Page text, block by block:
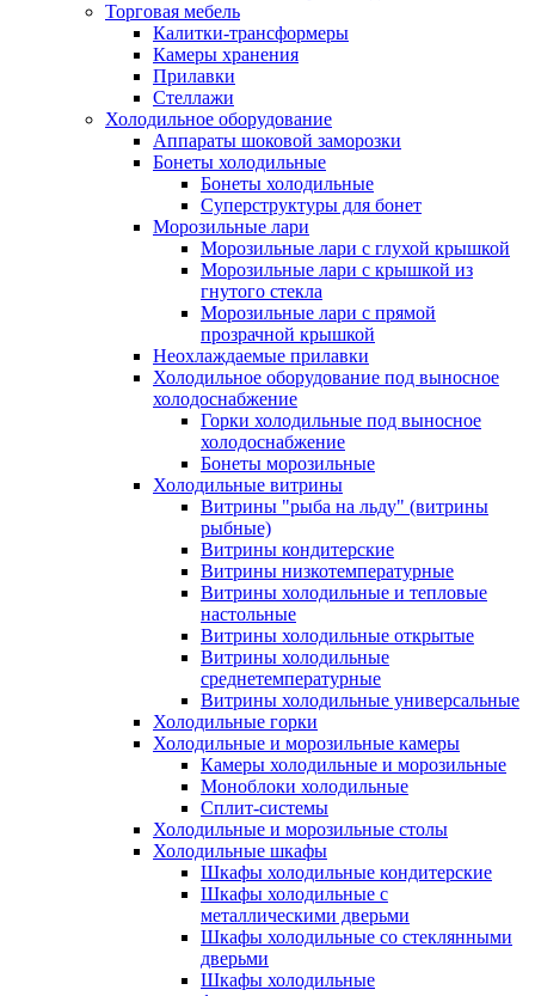
Торговая мебель
Калитки-трансформеры
Камеры хранения
Прилавки
Стеллажи
Холодильное оборудование
Аппараты шоковой заморозки
Бонеты холодильные
Бонеты холодильные
Суперструктуры для бонет
Морозильные лари
Морозильные лари с глухой крышкой
Морозильные лари с крышкой из
гнутого стекла
Морозильные лари с прямой
прозрачной крышкой
Неохлаждаемые прилавки
Холодильное оборудование под выносное
холодоснабжение
Горки холодильные под выносное
холодоснабжение
Бонеты морозильные
Холодильные витрины
Витрины "рыба на льду" (витрины
рыбные)
Витрины кондитерские
Витрины низкотемпературные
Витрины холодильные и тепловые
настольные
Витрины холодильные открытые
Витрины холодильные
среднетемпературные
Витрины холодильные универсальные
Холодильные горки
Холодильные и морозильные камеры
Камеры холодильные и морозильные
Моноблоки холодильные
Сплит-системы
Холодильные и морозильные столы
Холодильные шкафы
Шкафы холодильные кондитерские
Шкафы холодильные с
металлическими дверьми
Шкафы холодильные со стеклянными
дверьми
Шкафы холодильные